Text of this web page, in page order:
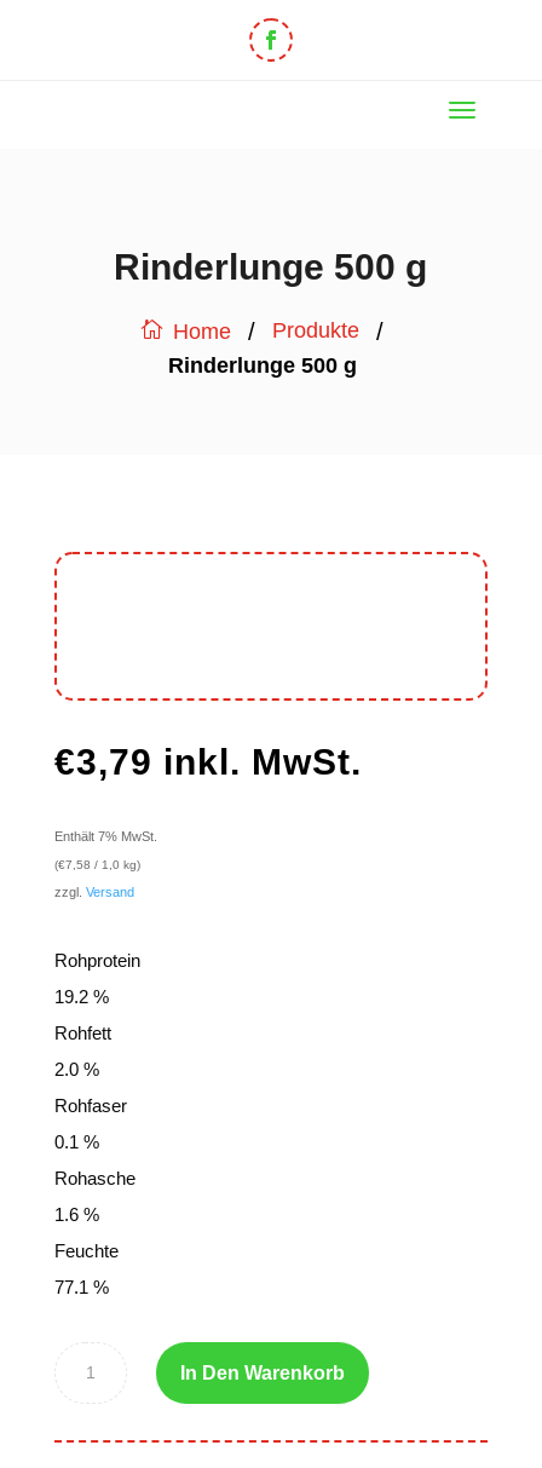
Rinderlunge 500 g
Home / Produkte /
Rinderlunge 500 g
€3,79 inkl. MwSt.
Enthält 7% MwSt.
(€7,58 / 1,0 kg)
zzgl. Versand
Rohprotein
19.2 %
Rohfett
2.0 %
Rohfaser
0.1 %
Rohasche
1.6 %
Feuchte
77.1 %
In Den Warenkorb